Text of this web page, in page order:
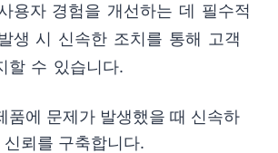
용자 경험을 개선하는 데 필수적
생 시 신속한 조치를 통해 고객
할 수 있습니다.
품에 문제가 발생했을 때 신속하
뢰를 구축합니다.